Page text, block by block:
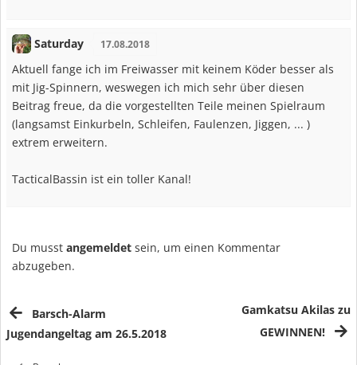
Saturday 17.08.2018
Aktuell fange ich im Freiwasser mit keinem Köder besser als
mit Jig-Spinnern, weswegen ich mich sehr über diesen
Beitrag freue, da die vorgestellten Teile meinen Spielraum
(langsamst Einkurbeln, Schleifen, Faulenzen, Jiggen, ... )
extrem erweitern.
TacticalBassin ist ein toller Kanal!
Du musst angemeldet sein, um einen Kommentar
abzugeben.
Barsch-Alarm
Jugendangeltag am 26.5.2018
Gamkatsu Akilas zu
GEWINNEN!